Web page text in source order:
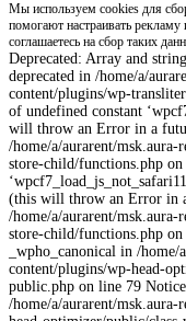
Мы используем cookies для
помогают настраивать рекламу
соглашаетесь на сбор таких
Deprecated: Array and
deprecated in /home/a/
content/plugins/wp-
of undefined constant
will throw an Error in a
/home/a/aurarent/
store-child/functions.php
(this will throw an Error in
/home/a/aurarent/
store-child/functions.php
_wpho_canonical in /
content/plugins/wp-head-
public.php on line 79
/home/a/aurarent/